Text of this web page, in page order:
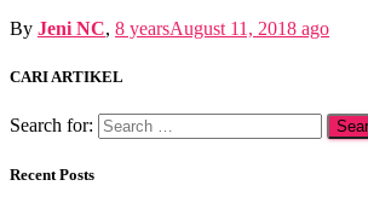
By Jeni NC, 8 yearsAugust 11, 2018 ago
CARI ARTIKEL
Search for:
Recent Posts